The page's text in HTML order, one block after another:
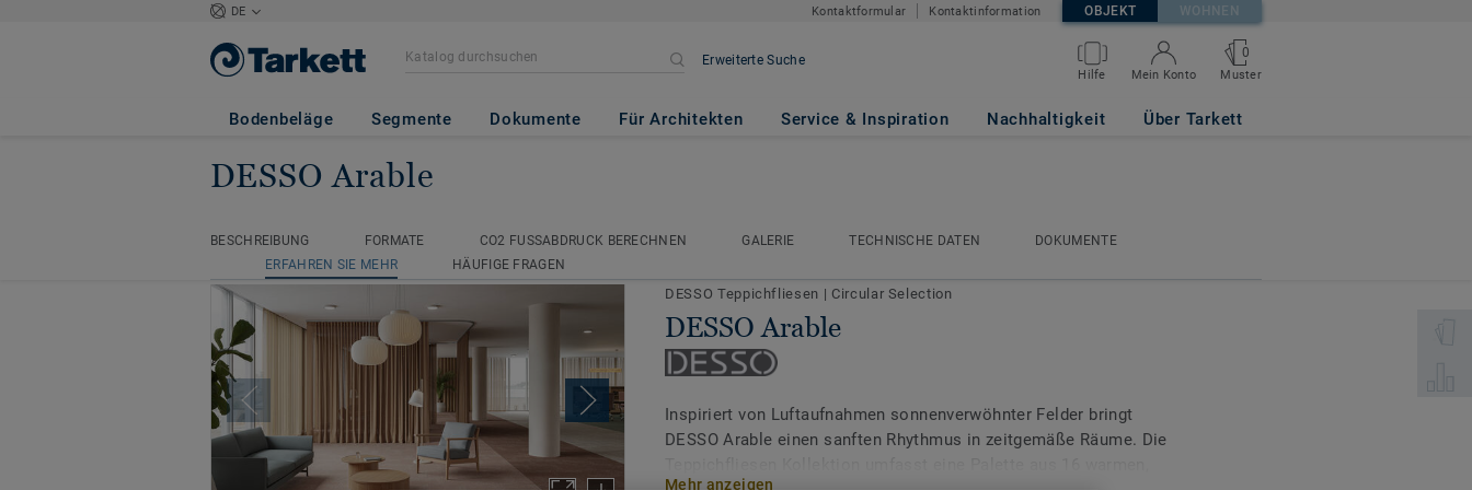
DE Kontaktformular Kontaktinformation OBJEKT WOHNEN
Erweiterte Suche
Hilfe Mein Konto
0
Muster
Bodenbeläge Segmente Dokumente Für Architekten Service & Inspiration Nachhaltigkeit Über Tarkett
DESSO Arable
BESCHREIBUNG FORMATE CO2 FUSSABDRUCK BERECHNEN GALERIE TECHNISCHE DATEN
DOKUMENTE
ERFAHREN SIE MEHR
HÄUFIGE FRAGEN
Startseite DESSO Teppichfliesen
ERFAHREN SIE MEHR
HÄUFIGE FRAGEN
DESSO Teppichfliesen | Circular Selection
DESSO Arable
Inspiriert von Luftaufnahmen sonnenverwöhnter Felder bringt
DESSO Arable einen sanften Rhythmus in zeitgemäße Räume. Die
Mehr anzeigen